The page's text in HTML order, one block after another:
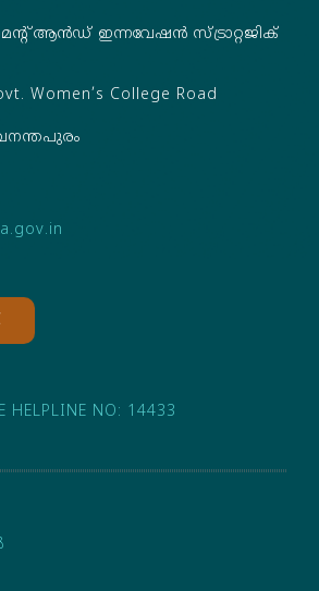
ആൻഡ് ഇന്നവേഷൻ സ്ട്രാറ്റജിക്
Women’s College Road
HELPLINE NO: 14433